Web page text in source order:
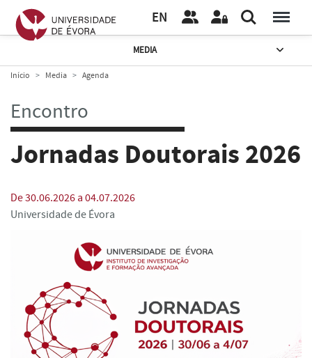
EN
MEDIA
Início Media Agenda
Encontro
Jornadas Doutorais 2026
De 30.06.2026 a 04.07.2026
Universidade de Évora